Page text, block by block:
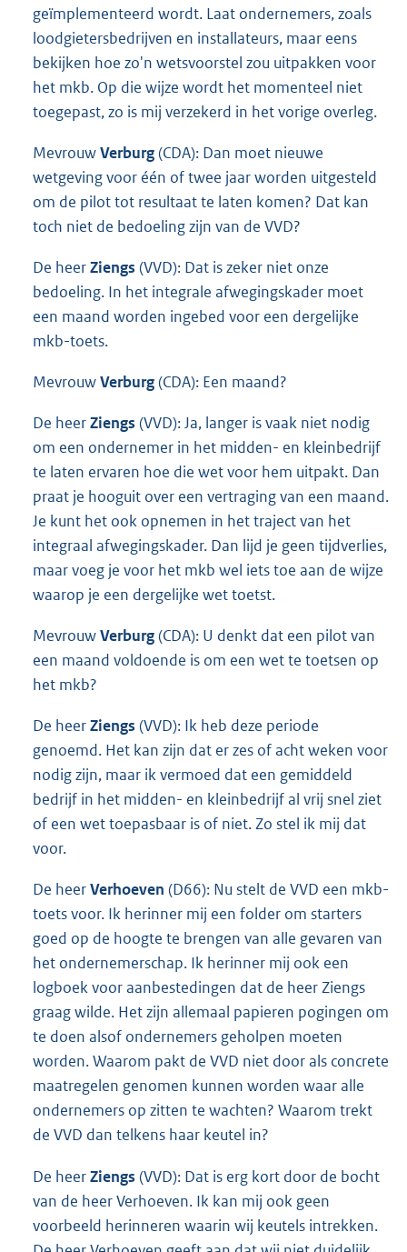
geïmplementeerd wordt. Laat ondernemers, zoals
loodgietersbedrijven en installateurs, maar eens
bekijken hoe zo'n wetsvoorstel zou uitpakken voor
het mkb. Op die wijze wordt het momenteel niet
toegepast, zo is mij verzekerd in het vorige overleg.
MevrouwVerburg(CDA): Dan moet nieuwe
wetgeving voor één of twee jaar worden uitgesteld
om de pilot tot resultaat te laten komen? Dat kan
toch niet de bedoeling zijn van de VVD?
De heerZiengs (VVD): Dat is zeker niet onze
bedoeling. In het integrale afwegingskader moet
een maand worden ingebed voor een dergelijke
mkb-toets.
MevrouwVerburg(CDA): Een maand?
De heerZiengs (VVD): Ja, langer is vaak niet nodig
om een ondernemer in het midden- en kleinbedrijf
te laten ervaren hoe die wet voor hem uitpakt. Dan
praat je hooguit over een vertraging van een maand.
Je kunt het ook opnemen in het traject van het
integraal afwegingskader. Dan lijd je geen tijdverlies,
maar voeg je voor het mkb wel iets toe aan de wijze
waarop je een dergelijke wet toetst.
MevrouwVerburg(CDA): U denkt dat een pilot van
een maand voldoende is om een wet te toetsen op
het mkb?
De heerZiengs (VVD): Ik heb deze periode
genoemd. Het kan zijn dat er zes of acht weken voor
nodig zijn, maar ik vermoed dat een gemiddeld
bedrijf in het midden- en kleinbedrijf al vrij snel ziet
of een wet toepasbaar is of niet. Zo stel ik mij dat
voor.
De heerVerhoeven (D66): Nu stelt de VVD een mkb-
toets voor. Ik herinner mij een folder om starters
goed op de hoogte te brengen van alle gevaren van
het ondernemerschap. Ik herinner mij ook een
logboek voor aanbestedingen dat de heer Ziengs
graag wilde. Het zijn allemaal papieren pogingen om
te doen alsof ondernemers geholpen moeten
worden. Waarom pakt de VVD niet door als concrete
maatregelen genomen kunnen worden waar alle
ondernemers op zitten te wachten? Waarom trekt
de VVD dan telkens haar keutel in?
De heerZiengs (VVD): Dat is erg kort door de bocht
van de heer Verhoeven. Ik kan mij ook geen
voorbeeld herinneren waarin wij keutels intrekken.